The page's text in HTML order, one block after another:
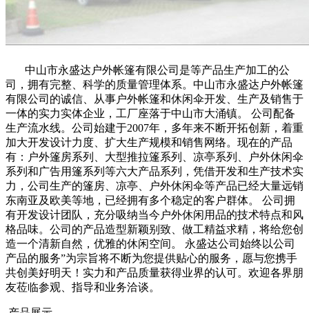
中山市永盛达户外帐篷有限公司是等产品生产加工的公
司，拥有完整、科学的质量管理体系。中山市永盛达户外帐篷
有限公司的诚信、从事户外帐篷和休闲伞开发、生产及销售于
一体的实力实体企业，工厂座落于中山市大涌镇。 公司配备
生产流水线。公司始建于2007年，多年来不断开拓创新，着重
加大开发设计力度、扩大生产规模和销售网络。现在的产品
有：户外篷房系列、大型推拉篷系列、凉亭系列、户外休闲伞
系列和广告用篷系列等六大产品系列，凭借开发和生产技术实
力，公司生产的篷房、凉亭、户外休闲伞等产品已经大量远销
东南亚及欧美等地，已经拥有多个稳定的客户群体。 公司拥
有开发设计团队，充分吸纳当今户外休闲用品的技术特点和风
格品味。公司的产品造型新颖别致、做工精益求精，将给您创
造一个清新自然，优雅的休闲空间。 永盛达公司始终以公司
产品的服务”为宗旨将不断为您提供贴心的服务，愿与您携手
共创美好明天！实力和产品质量获得业界的认可。欢迎各界朋
友莅临参观、指导和业务洽谈。